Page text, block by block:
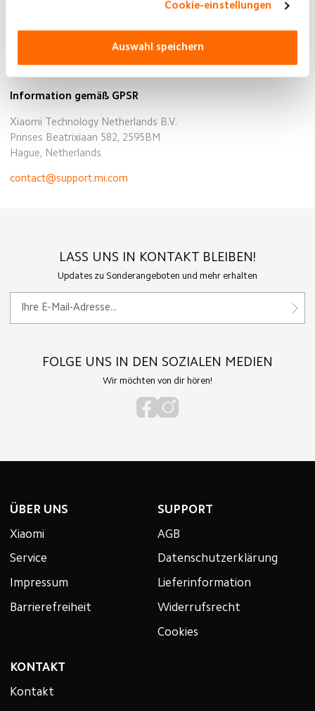
Cookie-einstellungen
Auswahl speichern
Information gemäß GPSR
Xiaomi Technology Netherlands B.V.
Prinses Beatrixiaan 582, 2595BM
Hague, Netherlands
contact@support.mi.com
LASS UNS IN KONTAKT BLEIBEN!
Updates zu Sonderangeboten und mehr erhalten
FOLGE UNS IN DEN SOZIALEN MEDIEN
Wir möchten von dir hören!
ÜBER UNS
Xiaomi
Service
Impressum
Barrierefreiheit
SUPPORT
AGB
Datenschutzerklärung
Lieferinformation
Widerrufsrecht
Cookies
KONTAKT
Kontakt